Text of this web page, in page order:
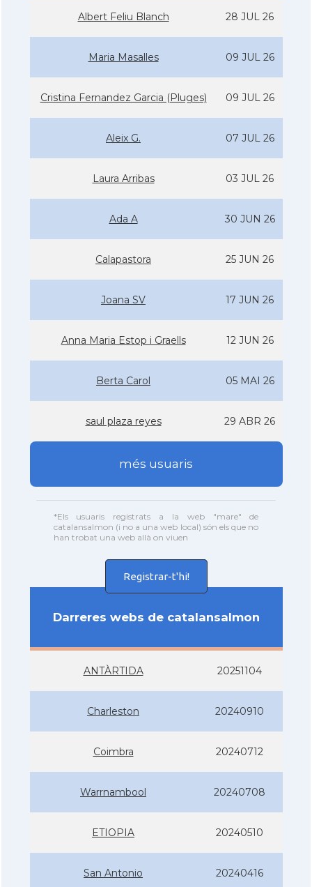
Albert Feliu Blanch 28 JUL 26
Maria Masalles 09 JUL 26
Cristina Fernandez Garcia (Pluges) 09 JUL 26
Aleix G. 07 JUL 26
Laura Arribas 03 JUL 26
Ada A 30 JUN 26
Calapastora 25 JUN 26
Joana SV 17 JUN 26
Anna Maria Estop i Graells 12 JUN 26
Berta Carol 05 MAI 26
saul plaza reyes 29 ABR 26
més usuaris
*Els usuaris registrats a la web "mare" de
catalansalmon (i no a una web local) són els que no
han trobat una web allà on viuen
Registrar-t'hi!
Darreres webs de catalansalmon
ANTÀRTIDA 20251104
Charleston 20240910
Coimbra 20240712
Warrnambool 20240708
ETIOPIA 20240510
San Antonio 20240416